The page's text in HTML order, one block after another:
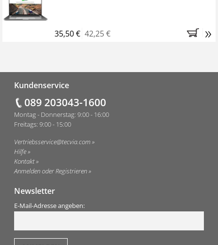
35,50 € 42,25 € »
Kundenservice
089 203043-1600
Montag - Donnerstag: 9:00 - 16:00
Freitags: 9:00 - 15:00
Vertriebsservice@tecvia.com
Hilfe
Kontakt
Anmelden oder Registrieren
Newsletter
E-Mail-Adresse angeben: